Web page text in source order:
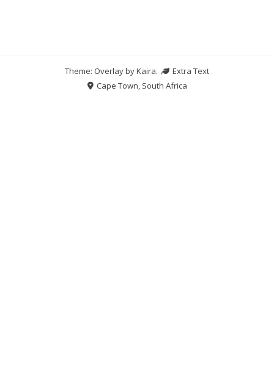
Theme: Overlay byKaira.
Extra Text
Cape Town, South Africa